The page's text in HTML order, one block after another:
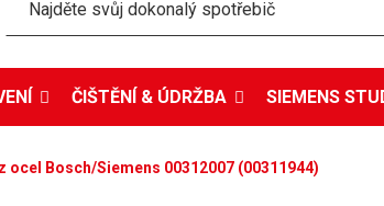
ČIŠTĚNÍ & ÚDRŽBA SIEMENS
ocel Bosch/Siemens 00312007 (00311944)